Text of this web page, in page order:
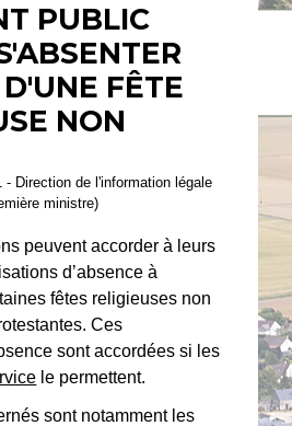
PUBLIC
FÊTE
NON
- Direction de l'information légale
ministre)
peuvent accorder à leurs
d’absence à
fêtes religieuses non
Ces
sont accordées si les
le permettent.
sont notamment les